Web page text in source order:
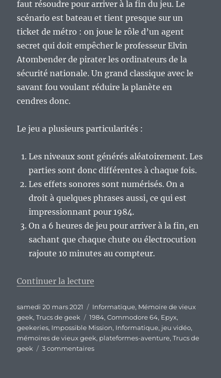
faut résoudre pour arriver à la fin du jeu. Le
scénario est bateau et tient presque sur un
ticket de métro : on joue le rôle d’un agent
secret qui doit empêcher le professeur Elvin
Atombender de pirater les ordinateurs de la
sécurité nationale. Un grand classique avec le
savant fou voulant réduire la planète en
cendres donc.
Le jeu a plusieurs particularités :
Les niveaux sont générés aléatoirement. Les
parties sont donc différentes à chaque fois.
Les effets sonores sont numérisés. On a
droit à quelques phrases aussi, ce qui est
impressionnant pour 1984.
On a 6 heures de jeu pour arriver à la fin, en
sachant que chaque chute ou électrocution
rajoute 10 minutes au compteur.
Continuer la lecture
Publié
le
samedi 20 mars 2021 Catégories
Informatique, Mémoire de vieux
geek,Trucs de geek Étiquettes
1984,Commodore 64, Epyx,
geekeries, Impossible Mission, Informatique, jeu vidéo,
mémoires de vieux geek, plateformes-aventure,Trucs de
geek
3 commentairessur